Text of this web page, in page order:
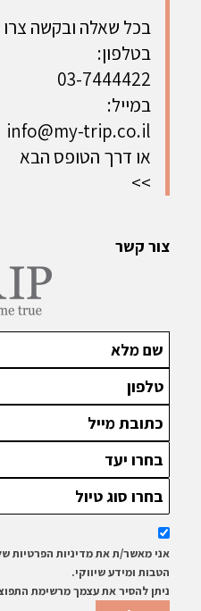
המושלם בין
ספארי ונופש
למשפחות
צור קשר
אני מאשר/ת את מדיניות
הטבות ומידע שיווקי.
ניתן להסיר את עצמך מרשימת
בכל שאלה ובקשה צרו
בטלפון:
03-7444422
במייל:
info@my-trip.co.il
או דרך הטופס הבא
>>